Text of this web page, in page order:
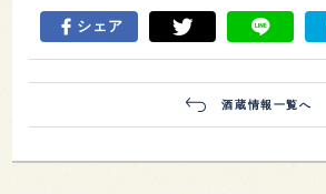
シェア
酒蔵情報一覧へ